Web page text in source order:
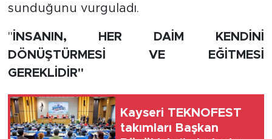
sunduğunu vurguladı.
'' İNSANIN, HER DAİM KENDİNİ
DÖNÜŞTÜRMESİ VE EĞİTMESİ
GEREKLİDİR''
Kayseri TEKNOFEST
takımları Başkan